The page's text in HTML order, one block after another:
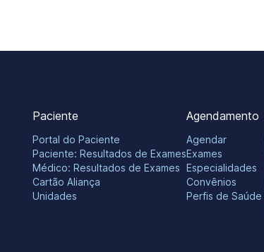
Paciente
Portal do Paciente
Paciente: Resultados de Exames
Médico: Resultados de Exames
Cartão Aliança
Unidades
Agendamento
Agendar
Exames
Especialidades
Convênios
Perfis de Saúde